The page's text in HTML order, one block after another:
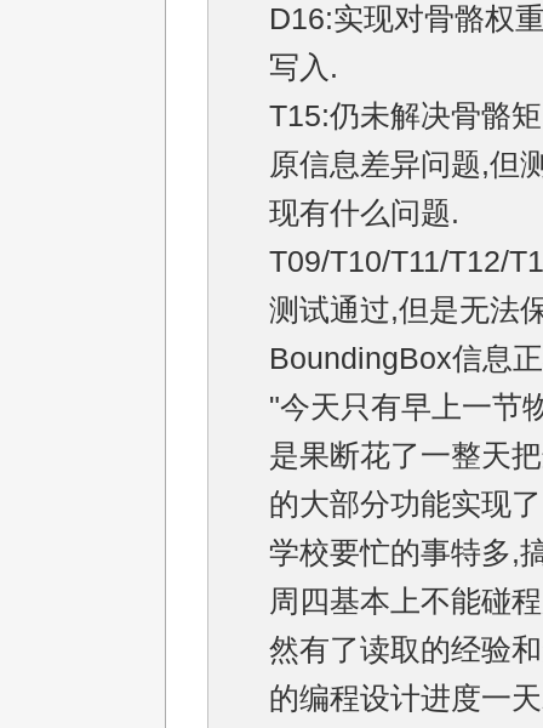
D16:实现对骨骼权
写入.
T15:仍未解决骨骼
原信息差异问题,但
现有什么问题.
T09/T10/T11/T12/
测试通过,但是无法
BoundingBox信息
"今天只有早上一节
是果断花了一整天
的大部分功能实现
学校要忙的事特多,
周四基本上不能碰
然有了读取的经验
的编程设计进度一